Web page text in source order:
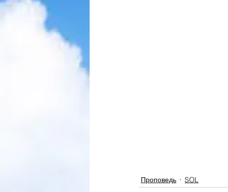
Проповедь SOL